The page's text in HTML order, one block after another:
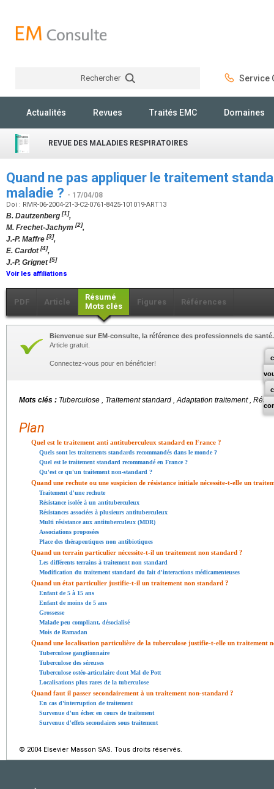
Rechercher Service
Actualités Revues Traités EMC Domaines
REVUE DES MALADIES RESPIRATOIRES
Quand ne pas appliquer le traitement
maladie ? - 17/04/08
Doi : RMR-06-2004-21-3-C2-0761-8425-101019-ART13
B. Dautzenberg [1],
M. Frechet-Jachym [2],
J.-P. Maffre [3],
E. Cardot[4],
J.-P. Grignet[5]
Voir les affiliations
PDF Article
Résumé
Mots clés
Figures Références
Bienvenue sur EM-consulte, la référence des professionnels de santé.
Article gratuit.
Connectez-vous pour en bénéficier!
Mots clés : Tuberculose , Traitement standard , Adaptation traitement ,
Plan
Quel est le traitement anti antituberculeux standard en France ?
Quels sont les traitements standards recommandés dans le monde ?
Quel est le traitement standard recommandé en France ?
Qu'est ce qu'un traitement non-standard ?
Quand une rechute ou une suspicion de résistance initiale nécessite-t-elle un
Traitement d'une rechute
Résistance isolée à un antituberculeux
Résistances associées à plusieurs antituberculeux
Multi résistance aux antituberculeux (MDR)
Associations proposées
Place des thérapeutiques non antibiotiques
Quand un terrain particulier nécessite-t-il un traitement non standard ?
Les différents terrains à traitement non standard
Modification du traitement standard du fait d'interactions médicamenteuses
Quand un état particulier justifie-t-il un traitement non standard ?
Enfant de 5 à 15 ans
Enfant de moins de 5 ans
Grossesse
Malade peu compliant, désocialisé
Mois de Ramadan
Quand une localisation particulière de la tuberculose justifie-t-elle un traitement
Tuberculose ganglionnaire
Tuberculose des séreuses
Tuberculose ostéo-articulaire dont Mal de Pott
Localisations plus rares de la tuberculose
Quand faut il passer secondairement à un traitement non-standard ?
En cas d'interruption de traitement
Survenue d'un échec en cours de traitement
Survenue d'effets secondaires sous traitement
© 2004 Elsevier Masson SAS. Tous droits réservés.